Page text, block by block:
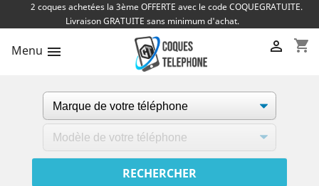
2 coques achetées la 3ème OFFERTE avec le code COQUEGRATUITE.
Livraison GRATUITE sans minimum d'achat.
Menu  shopping_cart
